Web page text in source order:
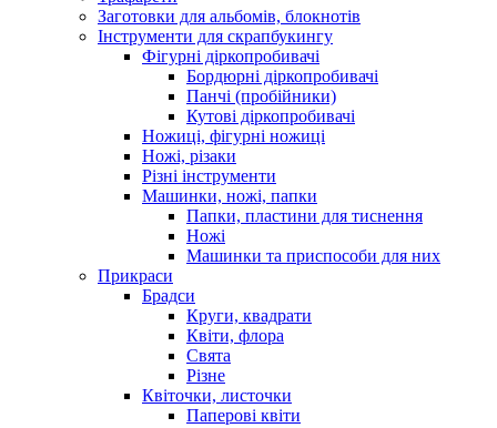
Заготовки для альбомів, блокнотів
Інструменти для скрапбукингу
Фігурні діркопробивачі
Бордюрні діркопробивачі
Панчі (пробійники)
Кутові діркопробивачі
Ножиці, фігурні ножиці
Ножі, різаки
Різні інструменти
Машинки, ножі, папки
Папки, пластини для тиснення
Ножі
Машинки та приспособи для них
Прикраси
Брадси
Круги, квадрати
Квіти, флора
Свята
Різне
Квіточки, листочки
Паперові квіти